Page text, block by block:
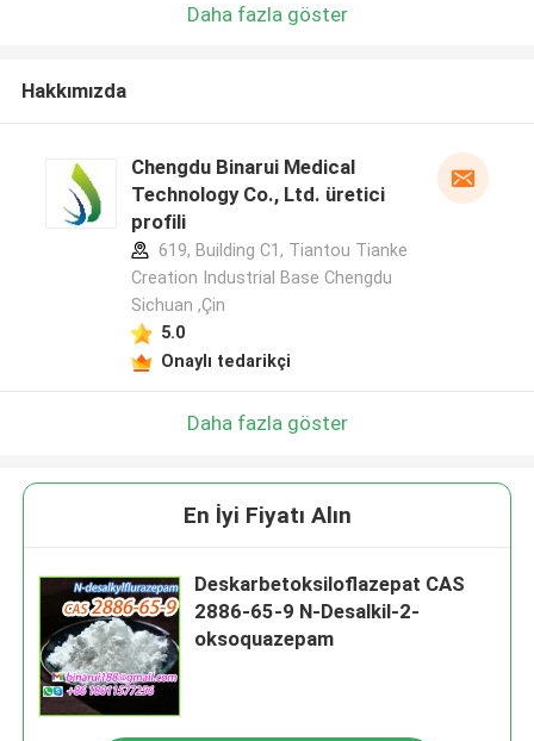
Daha fazla göster
Hakkımızda
Chengdu Binarui Medical
Technology Co., Ltd. üretici
profili
619, Building C1, Tiantou Tianke
Creation Industrial Base Chengdu
Sichuan ,Çin
5.0
Onaylı tedarikçi
Daha fazla göster
En İyi Fiyatı Alın
Deskarbetoksiloflazepat CAS
2886-65-9 N-Desalkil-2-
oksoquazepam